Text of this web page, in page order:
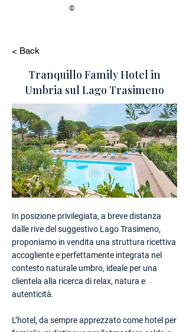
©
< Back
Tranquillo Family Hotel in
Umbria sul Lago Trasimeno
In posizione privilegiata, a breve distanza
dalle rive del suggestivo Lago Trasimeno,
proponiamo in vendita una struttura ricettiva
accogliente e perfettamente integrata nel
contesto naturale umbro, ideale per una
clientela alla ricerca di relax, natura e
autenticità.
L’hotel, da sempre apprezzato come hotel per